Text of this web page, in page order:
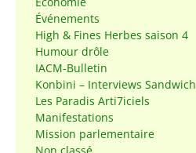
Événements
High & Fines Herbes saison 4
Humour drôle
IACM-Bulletin
Konbini – Interviews Sandwich
Les Paradis Arti7iciels
Manifestations
Mission parlementaire